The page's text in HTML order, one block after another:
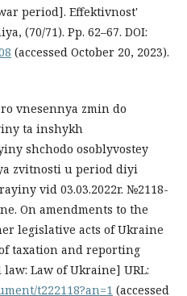
period]. Effektivnost'
(70/71). Pp. 62–67. DOI:
(accessed October 20, 2023).
vnesennya zmin do
ta inshykh
shchodo osoblyvostey
zvitnosti u period diyi
vid 03.03.2022r. №2118-
On amendments to the
legislative acts of Ukraine
taxation and reporting
Law of Ukraine] URL:
t222118?an=1 (accessed